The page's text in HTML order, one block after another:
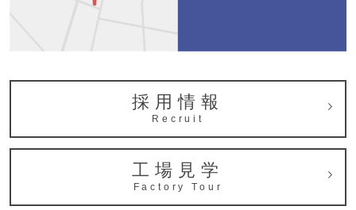
採用情報
Recruit
工場見学
Factory Tour